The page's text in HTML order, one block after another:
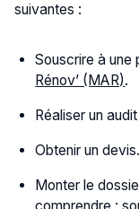
suivantes :
Souscrire à une
Rénov’ (MAR).
Réaliser un
Obtenir un devis.
Monter le
comprendre :